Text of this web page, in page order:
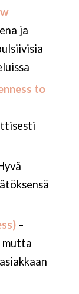
ja
to
–
mutta